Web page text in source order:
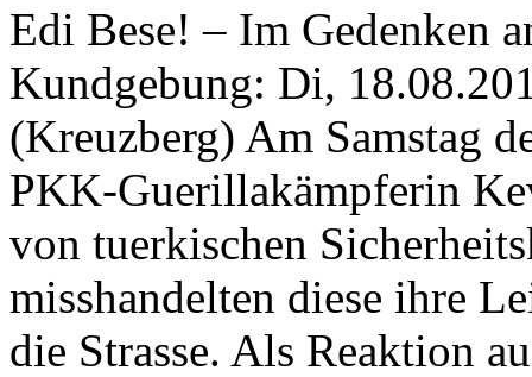
Edi Bese! – Im Gedenken
Kundgebung: Di,
(Kreuzberg) Am Samstag
PKK-Guerillakämpferin
von tuerkischen
misshandelten diese ihre
die Strasse. Als Reaktion